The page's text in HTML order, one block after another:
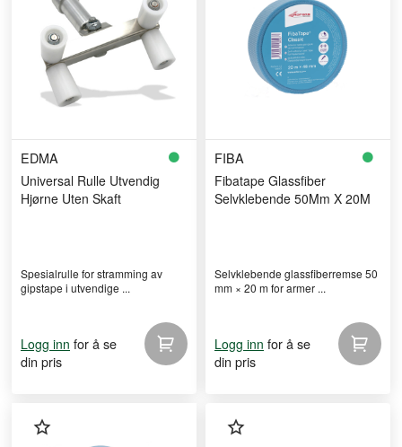
EDMA
Universal Rulle Utvendig
Hjørne Uten Skaft
Spesialrulle for stramming av
gipstape i utvendige ...
Logg inn for å se
din pris
FIBA
Fibatape Glassfiber
Selvklebende 50Mm X 20M
Selvklebende glassfiberremse 50
mm × 20 m for armer ...
Logg inn for å se
din pris